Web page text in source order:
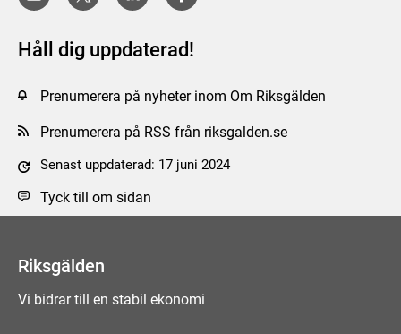
Håll dig uppdaterad!
Prenumerera på nyheter inom Om Riksgälden
Prenumerera på RSS från riksgalden.se
Senast uppdaterad: 17 juni 2024
Tyck till om sidan
Riksgälden
Vi bidrar till en stabil ekonomi